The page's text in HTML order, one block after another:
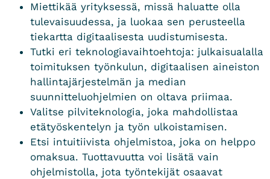
Miettikää yrityksessä, missä haluatte olla
tulevaisuudessa, ja luokaa sen perusteella
tiekartta digitaalisesta uudistumisesta.
Tutki eri teknologiavaihtoehtoja: julkaisualalla
toimituksen työnkulun, digitaalisen aineiston
hallintajärjestelmän ja median
suunnitteluohjelmien on oltava priimaa.
Valitse pilviteknologia, joka mahdollistaa
etätyöskentelyn ja työn ulkoistamisen.
Etsi intuitiivista ohjelmistoa, joka on helppo
omaksua. Tuottavuutta voi lisätä vain
ohjelmistolla, jota työntekijät osaavat